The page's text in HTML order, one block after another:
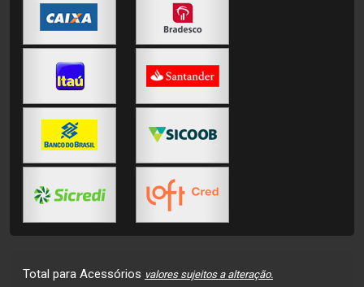
Total para Acessórios valores sujeitos a alteração.